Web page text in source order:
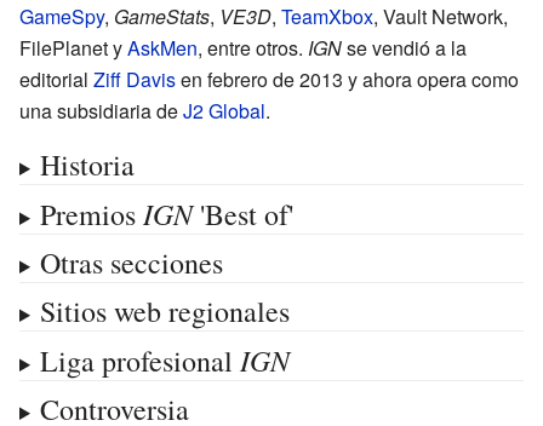
GameSpy, GameStats, VE3D, TeamXbox, Vault Network,
FilePlanet yAskMen, entre otros. IGNse vendió a la
editorial Ziff Davisen febrero de 2013 y ahora opera como
una subsidiaria deJ2 Global.
Historia
Premios IGN'Best of'
Otras secciones
Sitios web regionales
Liga profesional IGN
Controversia